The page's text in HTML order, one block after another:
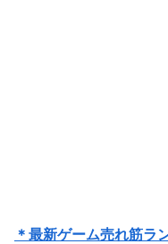
＊最新ゲーム売れ筋ラ